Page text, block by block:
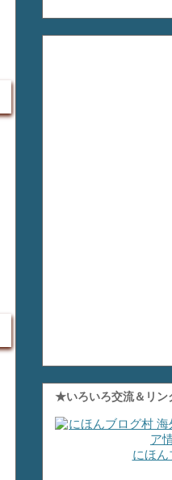
★いろいろ交流＆リ
にほん